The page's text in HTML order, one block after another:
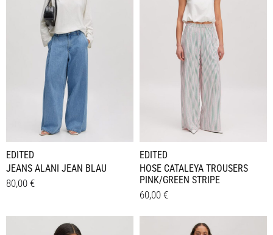
Varianten
auf.
Die
Optionen
können
auf
der
Produktseite
gewählt
werden
Varianten
auf.
Die
Optionen
können
Produktseite
gewählt
werden
EDITED
JEANS ALANI JEAN BLAU
80,00 €
Produkt
EDITED
HOSE CATALEYA TROUSERS
PINK/GREEN STRIPE
60,00 €
DetailsDieses
Produkt